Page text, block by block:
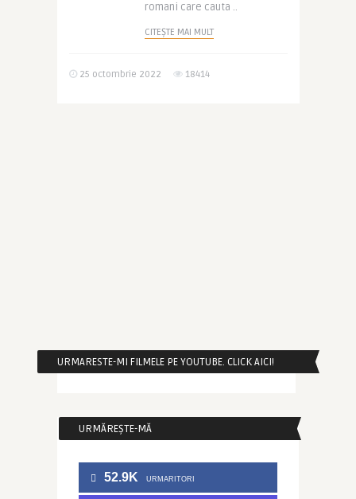
romani care cauta ..
CITEȘTE MAI MULT
25 octombrie 2022 18414
URMARESTE-MI FILMELE PE YOUTUBE. CLICK AICI!
URMĂREȘTE-MĂ
52.9K URMARITORI